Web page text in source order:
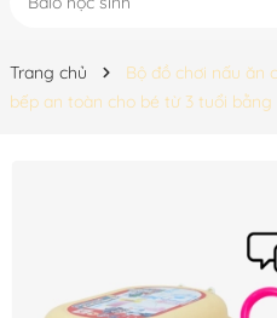
Trang chủ
Bộ đồ chơi nấu ăn
bếp an toàn cho bé từ 3 tuổi